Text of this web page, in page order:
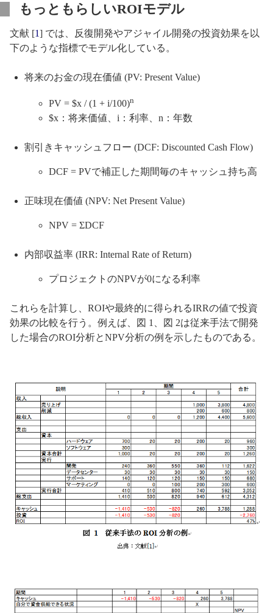
もっともらしいROIモデル
文献 [1] では、反復開発やアジャイル開発の投資効果を以
下のような指標でモデル化している。
将来のお金の現在価値 (PV: Present Value)
PV = $x / (1 + i/100)n
$x：将来価値、i：利率、n：年数
割引きキャッシュフロー (DCF: Discounted Cash Flow)
DCF = PVで補正した期間毎のキャッシュ持ち高
正味現在価値 (NPV: Net Present Value)
NPV = ΣDCF
内部収益率 (IRR: Internal Rate of Return)
プロジェクトのNPVが0になる利率
これらを計算し、ROIや最終的に得られるIRRの値で投資
効果の比較を行う。例えば、図 1、図 2は従来手法で開発
した場合のROI分析とNPV分析の例を示したものである。